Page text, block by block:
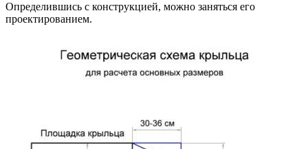
Определившись с конструкцией, можно заняться его
проектированием.